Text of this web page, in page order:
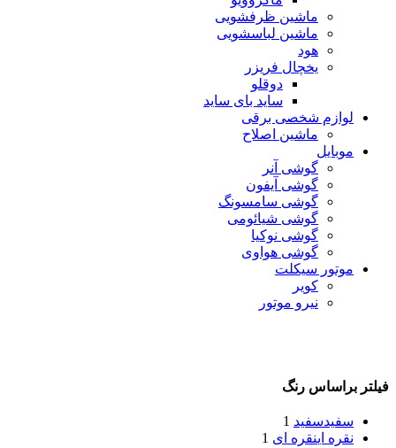
ماشین ظرفشویی
ماشین لباسشویی
هود
یخچال فریزر
دوقلو
ساید بای ساید
لوازم شخصی برقی
ماشین اصلاح
موبایل
گوشی آنر
گوشی آیفون
گوشی سامسونگ
گوشی شیائومی
گوشی نوکیا
گوشی هواوی
موتور سیکلت
کویر
نیرو موتور
فیلتر براساس رنگ
سفیدسفید 1
نقره اینقره ای 1